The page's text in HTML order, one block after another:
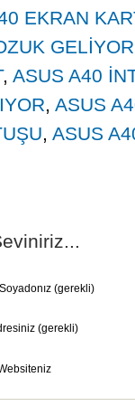
EKRAN
GELİYOR
, ASUS A40
, ASUS
, ASUS
Soyadonız (gerekli)
(gerekli)